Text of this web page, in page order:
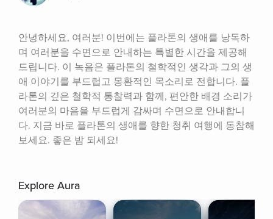
안녕하세요, 여러분! 이번에는 플라톤의 생애를 낭독하
며 여러분을 수면으로 안내하는 특별한 시간을 제공해
드립니다. 이 녹음은 플라톤의 철학적인 생각과 그의 생
애 이야기를 부드럽고 몽환적인 목소리로 전합니다. 플
라톤의 깊은 철학적 통찰력과 함께, 편안한 배경 소리가
여러분의 마음을 부드럽게 감싸며 수면으로 안내합니
다. 지금 바로 플라톤의 생애를 향한 청취 여행에 동참해
보세요. 좋은 밤 되세요!
Explore Aura